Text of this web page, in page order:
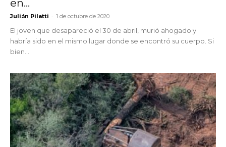
en...
Julián Pilatti - 1 de octubre de 2020
El joven que desapareció el 30 de abril, murió ahogado y
habría sido en el mismo lugar donde se encontró su cuerpo. Si
bien...